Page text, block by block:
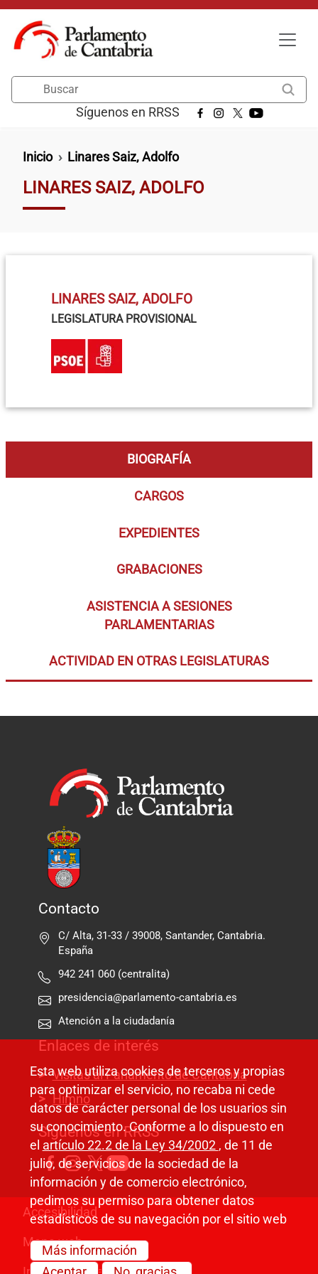
Pasar al contenido principal
Síguenos en RRSS
Ruta de navegación
Inicio Linares Saiz, Adolfo
LINARES SAIZ, ADOLFO
LINARES SAIZ, ADOLFO
LEGISLATURA PROVISIONAL
BIOGRAFÍA
CARGOS
EXPEDIENTES
GRABACIONES
ASISTENCIA A SESIONES
PARLAMENTARIAS
ACTIVIDAD EN OTRAS LEGISLATURAS
Contacto
C/ Alta, 31-33 / 39008, Santander, Cantabria.
España
942 241 060 (centralita)
presidencia@parlamento-cantabria.es
Atención a la ciudadanía
Enlaces de interés
Visitas al Parlamento de Cantabria
Himno
Síguenos en RRSS
Pie de página
Accesibilidad
Mapa web
Esta web utiliza cookies de terceros y propias
para optimizar el servicio, no recaba ni cede
datos de carácter personal de los usuarios sin
su conocimiento. Conforme a lo dispuesto en
el artículo 22.2 de la Ley 34/2002 , de 11 de
julio, de servicios de la sociedad de la
información y de comercio electrónico,
pedimos su permiso para obtener datos
estadísticos de su navegación por el sitio web
Más información